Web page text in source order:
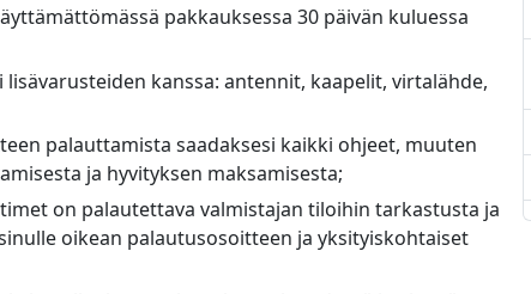
pakkauksessa 30 päivän kuluessa
kanssa: antennit, kaapelit, virtalähde,
palauttamista saadaksesi kaikki ohjeet, muuten
ja hyvityksen maksamisesta;
on palautettava valmistajan tiloihin tarkastusta ja
oikean palautusosoitteen ja yksityiskohtaiset